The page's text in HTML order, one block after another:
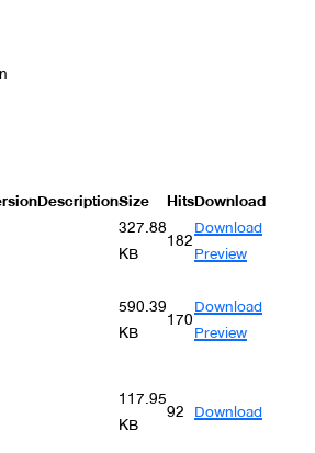
DescriptionSize HitsDownload
327.88
KB
182Download
Preview
590.39
KB
170Download
Preview
117.95
KB
92 Download